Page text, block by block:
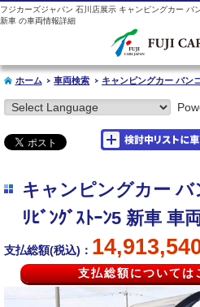
フジカーズジャパン 石川店展示 キャンピングカー バ
新車 の車両情報詳細
ホーム 車両検索 キャンピングカー バン
キャンピングカー バ
ﾘﾋﾞﾝｸﾞｽﾄｰﾝ5 新車 車
支払総額(税込)：
支払総額については